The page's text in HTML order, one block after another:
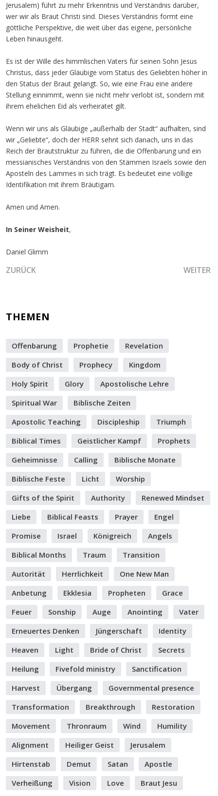
Jerusalem) führt zu mehr Erkenntnis und Verständnis darüber,
wer wir als Braut Christi sind. Dieses Verständnis formt eine
göttliche Perspektive, die weit über das eigene, persönliche
Leben hinausgeht.
Es ist der Wille des himmlischen Vaters für seinen Sohn Jesus
Christus, dass jeder Gläubige vom Status des Geliebten höher in
den Status der Braut gelangt. So, wie eine Frau eine andere
Stellung einnimmt, wenn sie nicht mehr verlobt ist, sondern mit
ihrem ehelichen Eid als verheiratet gilt.
Wenn wir uns als Gläubige „außerhalb der Stadt“ aufhalten, sind
wir „Geliebte“, doch der HERR sehnt sich danach, uns in das
Reich der Brautstruktur zu führen, die die Offenbarung und ein
messianisches Verständnis von den Stämmen Israels sowie den
Aposteln des Lammes in sich trägt. Es bedeutet eine völlige
Identifikation mit ihrem Bräutigam.
Amen und Amen.
In Seiner Weisheit,
Daniel Glimm
VORHERIGER BEITRAG: DAS ZUSAMMENWIRKEN DER
ZURÜCK WEITER
THEMEN
Offenbarung Prophetie
Revelation
Body of Christ
Prophecy
Kingdom
Holy Spirit
Glory
Apostolische Lehre
Spiritual War
Biblische Zeiten
Apostolic Teaching
Discipleship
Triumph
Biblical Times
Geistlicher Kampf
Prophets
Geheimnisse
Calling
Biblische Monate
Biblische Feste
Licht
Worship
Gifts of the Spirit
Authority
Renewed Mindset
Liebe
Biblical Feasts Prayer
Engel
Promise
Israel Königreich
Angels
Biblical Months
Traum
Transition
Autorität
Herrlichkeit
One New Man
Anbetung
Ekklesia Propheten
Grace
Feuer
Sonship Auge Anointing
Vater
Erneuertes Denken
Jüngerschaft
Identity
Heaven
Light Bride of Christ
Secrets
Heilung
Fivefold ministry
Sanctification
Harvest
Übergang
Governmental presence
Transformation
Breakthrough
Restoration
Movement
Thronraum Wind
Humility
Alignment
Heiliger Geist
Jerusalem
Hirtenstab
Demut Satan
Apostle
Verheißung
Vision Love Braut Jesu